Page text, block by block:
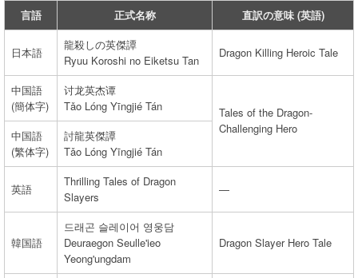
言語 正式名称 直訳の意味 (英語)
日本語
龍殺しの英傑譚
Ryuu Koroshi no Eiketsu Tan
Dragon Killing Heroic Tale
中国語
(簡体字)
讨龙英杰谭
Tǎo Lóng Yīngjié Tán
Tales of the Dragon-
Challenging Hero
中国語
(繁体字)
討龍英傑譚
Tǎo Lóng Yīngjié Tán
英語
Thrilling Tales of Dragon
Slayers
—
韓国語
드래곤 슬레이어 영웅담
Deuraegon Seulle'ieo
Yeong'ungdam
Dragon Slayer Hero Tale